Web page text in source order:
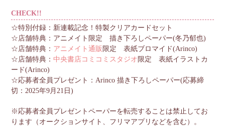
CHECK!!
☆特別付録：新連載記念！特製クリアカードセット
☆店舗特典：アニメイト限定 描き下ろしペーパー(冬乃郁也)
☆店舗特典： アニメイト通販 限定 表紙ブロマイド(Arinco)
☆店舗特典：中央書店コミコミスタジオ 限定 表紙イラストカ
ード(Arinco)
☆応募者全員プレゼント：Arinco 描き下ろしペーパー(応募締
切：2025年9月21日)
※応募者全員プレゼントペーパーを転売することは禁止してお
ります（オークションサイト、フリマアプリなどを含む）。